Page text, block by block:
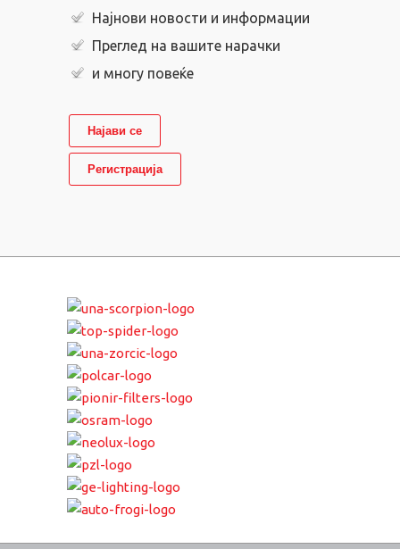
Најнови новости и информации
Преглед на вашите нарачки
и многу повеќе
Најави се
Регистрација